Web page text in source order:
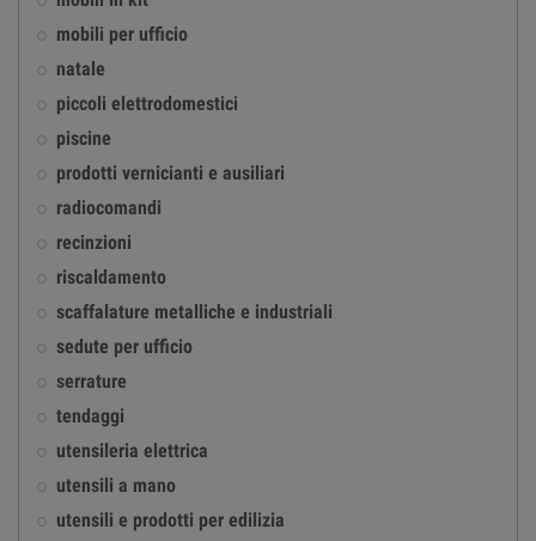
mobili per ufficio
natale
piccoli elettrodomestici
piscine
prodotti vernicianti e ausiliari
radiocomandi
recinzioni
riscaldamento
scaffalature metalliche e industriali
sedute per ufficio
serrature
tendaggi
utensileria elettrica
utensili a mano
utensili e prodotti per edilizia